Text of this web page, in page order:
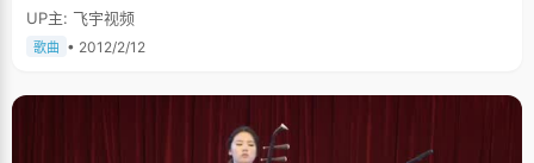
UP主: 飞宇视频
歌曲 • 2012/2/12